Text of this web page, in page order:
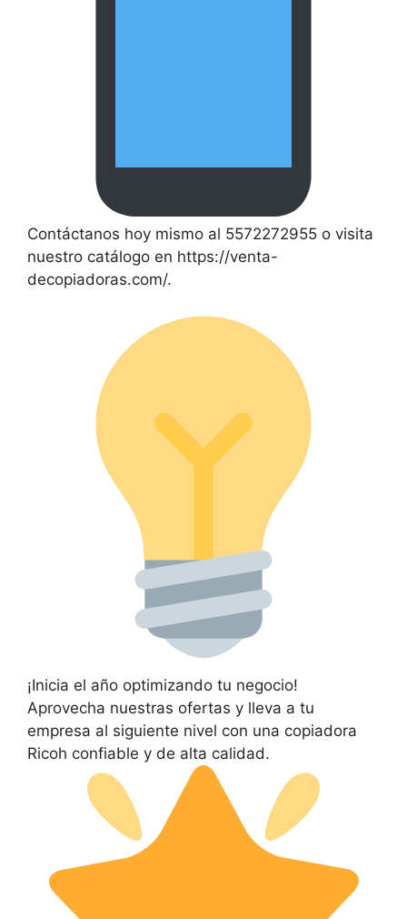
Contáctanos hoy mismo al 5572272955 o visita
nuestro catálogo en https://venta-
decopiadoras.com/.
¡Inicia el año optimizando tu negocio!
Aprovecha nuestras ofertas y lleva a tu
empresa al siguiente nivel con una copiadora
Ricoh confiable y de alta calidad.